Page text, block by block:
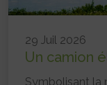
29 Juil 2026
Un camion
Symbolisant la